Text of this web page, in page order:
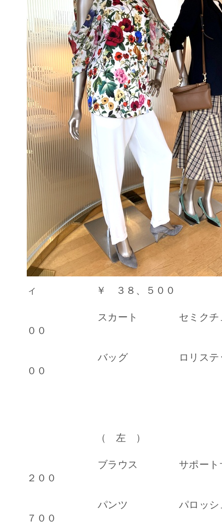
ィ ￥ ３８、５００
スカート セミクチュ
００
バッグ ロリステッ
００
（ 左 ）
ブラウス サポートサー
２００
パンツ パロッシ
７００